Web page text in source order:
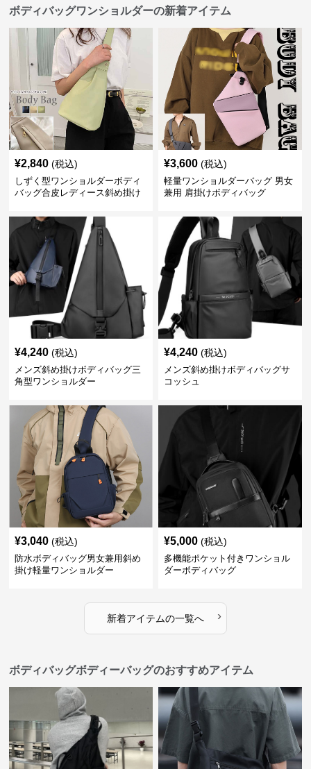
ボディバッグワンショルダーの新着アイテム
¥2,840 (税込)
しずく型ワンショルダーボディ
バッグ合皮レディース斜め掛け
¥3,600 (税込)
軽量ワンショルダーバッグ 男女
兼用 肩掛けボディバッグ
¥4,240 (税込)
メンズ斜め掛けボディバッグ三
角型ワンショルダー
¥4,240 (税込)
メンズ斜め掛けボディバッグサ
コッシュ
¥3,040 (税込)
防水ボディバッグ男女兼用斜め
掛け軽量ワンショルダー
¥5,000 (税込)
多機能ポケット付きワンショル
ダーボディバッグ
新着アイテムの一覧へ ›
ボディバッグボディーバッグのおすすめアイテム